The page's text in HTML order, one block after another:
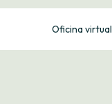
Oficina virtual